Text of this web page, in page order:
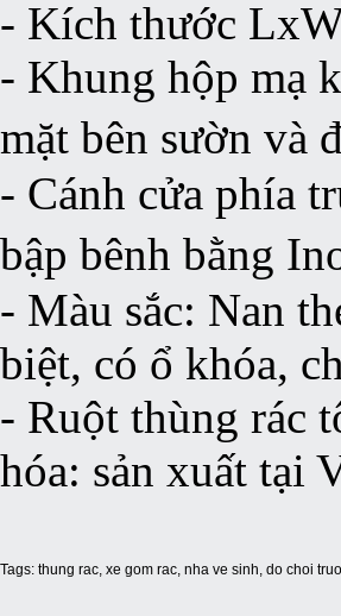
- Kích thước
- Khung hộp mạ
mặt bên sườn và
- Cánh cửa phía
bập bênh bằng
- Màu sắc: Nan
biệt, có ổ khóa,
- Ruột thùng rác
hóa: sản xuất tại
Tags: thung rac, xe gom rac, nha ve sinh, do choi